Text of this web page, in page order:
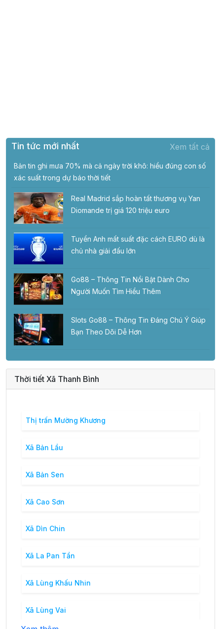
Tin tức mới nhất Xem tất cả
Bản tin ghi mưa 70% mà cả ngày trời khô: hiểu đúng con số
xác suất trong dự báo thời tiết
Real Madrid sắp hoàn tất thương vụ Yan
Diomande trị giá 120 triệu euro
Tuyển Anh mất suất đặc cách EURO dù là
chủ nhà giải đấu lớn
Go88 – Thông Tin Nổi Bật Dành Cho
Người Muốn Tìm Hiểu Thêm
Slots Go88 – Thông Tin Đáng Chú Ý Giúp
Bạn Theo Dõi Dễ Hơn
Thời tiết Xã Thanh Bình
Thị trấn Mường Khương
Xã Bản Lầu
Xã Bản Sen
Xã Cao Sơn
Xã Dìn Chin
Xã La Pan Tẩn
Xã Lùng Khấu Nhin
Xã Lùng Vai